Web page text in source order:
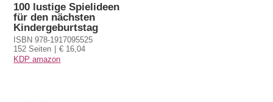
100 lustige Spielideen
für den nächsten
Kindergeburtstag
ISBN 978-1917095525
152 Seiten
€ 16,04
KDP amazon